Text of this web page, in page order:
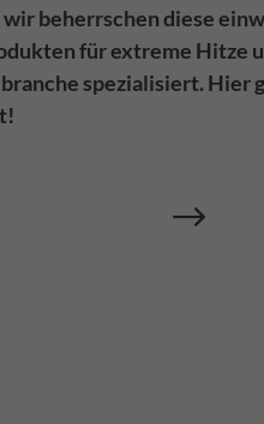
beherrschen diese
für extreme Hitze
spezialisiert. Hier